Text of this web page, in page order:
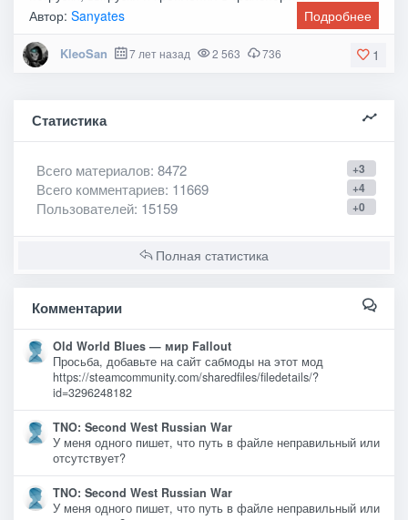
положении
Автор:Sanyates Подробнее
1
KleoSan 7 лет назад 2 563 736
Статистика
+3
Всего материалов: 8472
+4
Всего комментариев: 11669
+0
Пользователей: 15159
Полная статистика
Комментарии
Old World Blues — мир Fallout
Просьба, добавьте на сайт сабмоды на этот мод
https://steamcommunity.com/sharedfiles/filedetails/?
id=3296248182
TNO: Second West Russian War
У меня одного пишет, что путь в файле неправильный или
отсутствует?
TNO: Second West Russian War
У меня одного пишет, что путь в файле неправильный или